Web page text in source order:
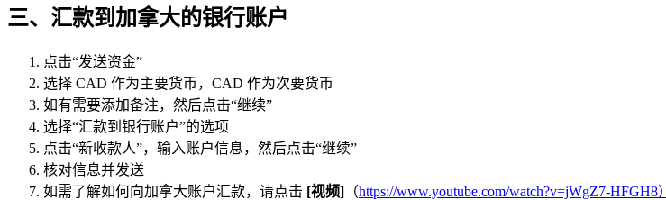
三、汇款到加拿大的银行账户
点击“发送资金”
选择 CAD 作为主要货币，CAD 作为次要货币
如有需要添加备注，然后点击“继续”
选择“汇款到银行账户”的选项
点击“新收款人”，输入账户信息，然后点击“继续”
核对信息并发送
如需了解如何向加拿大账户汇款，请点击 [视频] （https://www.youtube.com/watch?v=jWgZ7-HFGH8）